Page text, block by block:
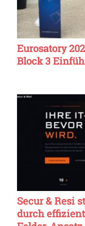
Eurosatory
Block 3
Secur & Resi
durch